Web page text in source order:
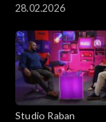
28.02.2026
Studio Raban